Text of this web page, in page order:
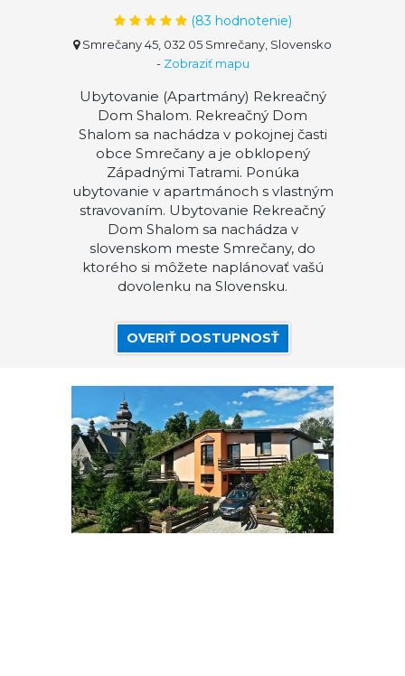
(83 hodnotenie)
Smrečany 45, 032 05 Smrečany, Slovensko
- Zobraziť mapu
Ubytovanie (Apartmány) Rekreačný
Dom Shalom. Rekreačný Dom
Shalom sa nachádza v pokojnej časti
obce Smrečany a je obklopený
Západnými Tatrami. Ponúka
ubytovanie v apartmánoch s vlastným
stravovaním. Ubytovanie Rekreačný
Dom Shalom sa nachádza v
slovenskom meste Smrečany, do
ktorého si môžete naplánovať vašú
dovolenku na Slovensku.
OVERIŤ DOSTUPNOSŤ